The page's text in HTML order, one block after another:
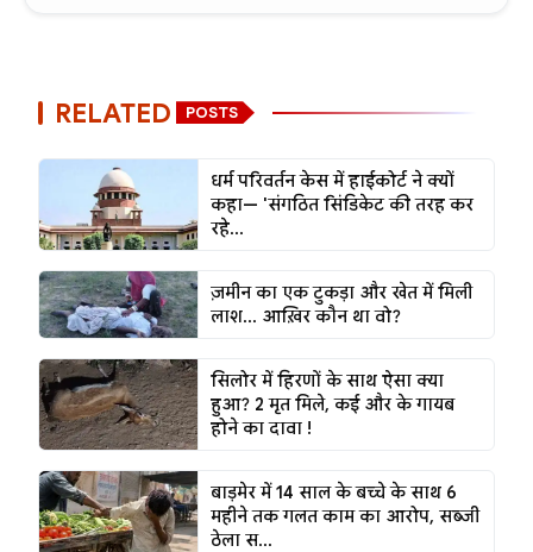
RELATED POSTS
धर्म परिवर्तन केस में हाईकोर्ट ने क्यों
कहा— 'संगठित सिंडिकेट की तरह कर
रहे...
ज़मीन का एक टुकड़ा और खेत में मिली
लाश... आख़िर कौन था वो?
सिलोर में हिरणों के साथ ऐसा क्या
हुआ? 2 मृत मिले, कई और के गायब
होने का दावा !
बाड़मेर में 14 साल के बच्चे के साथ 6
महीने तक गलत काम का आरोप, सब्जी
ठेला स...